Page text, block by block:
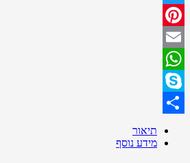
Twitter
Pinterest
Email
WhatsApp
Skype
תיאור
מידע נוסף